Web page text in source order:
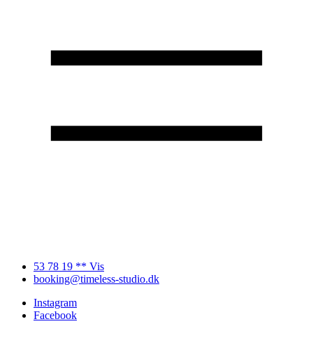
53 78 19 ** Vis
booking@timeless-studio.dk
Instagram
Facebook